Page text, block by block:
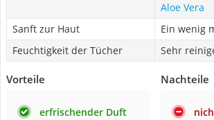
Aloe Vera
Sanft zur Haut
Ein wenig
Feuchtigkeit der Tücher
Sehr
Vorteile
erfrischender Duft
Nachteile